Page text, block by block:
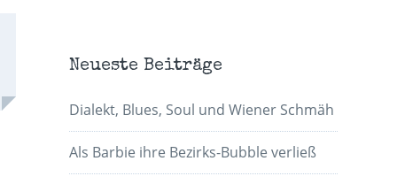
Neueste Beiträge
Dialekt, Blues, Soul und Wiener Schmäh
Als Barbie ihre Bezirks-Bubble verließ